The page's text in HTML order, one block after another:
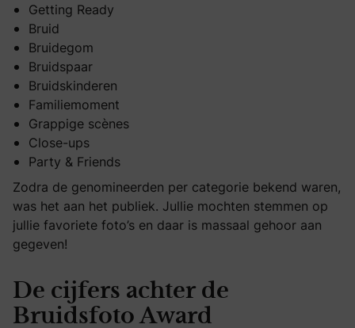
Getting Ready
Bruid
Bruidegom
Bruidspaar
Bruidskinderen
Familiemoment
Grappige scènes
Close-ups
Party & Friends
Zodra de genomineerden per categorie bekend waren,
was het aan het publiek. Jullie mochten stemmen op
jullie favoriete foto’s en daar is massaal gehoor aan
gegeven!
De cijfers achter de
Bruidsfoto Award